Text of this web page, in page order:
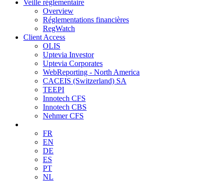
Veille réglementaire
Overview
Réglementations financières
RegWatch
Client Access
OLIS
Uptevia Investor
Uptevia Corporates
WebReporting - North America
CACEIS (Switzerland) SA
TEEPI
Innotech CFS
Innotech CBS
Nehmer CFS
FR
EN
DE
ES
PT
NL